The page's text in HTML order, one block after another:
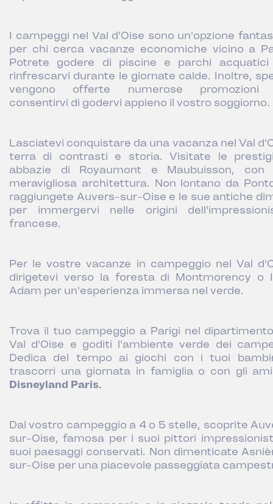
I campeggi nel Val d'Oise sono un'opzione
per chi cerca vacanze economiche vicino a
Potrete godere di piscine e parchi acquatici
rinfrescarvi durante le giornate calde. Inoltre,
vengono offerte numerose promozioni
consentirvi di godervi appieno il vostro soggiorno.
Lasciatevi conquistare da una vacanza nel Val
terra di contrasti e storia. Visitate le
abbazie di Royaumont e Maubuisson, con
meravigliosa architettura. Non lontano da
raggiungete Auvers-sur-Oise e le sue antiche
per immergervi nelle origini
francese.
Per le vostre vacanze in campeggio nel Val
dirigetevi verso la foresta di Montmorency o
Adam per un'esperienza immersa nel verde.
Trova il tuo campeggio a Parigi nel
Val d'Oise e goditi l'ambiente verde dei
Dedica del tempo ai giochi con i tuoi
trascorri una giornata in famiglia o con gli
Disneyland Paris.
Dal vostro campeggio a 4 o 5 stelle, scoprite
sur-Oise, famosa per i suoi pittori
suoi paesaggi conservati. Non dimenticate
sur-Oise per una piacevole passeggiata